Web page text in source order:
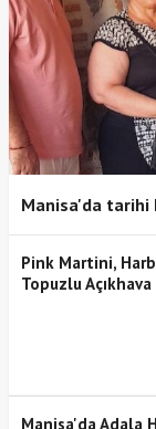
Manisa'da tarihi
Pink Martini,
Topuzlu
Manisa'da Adala